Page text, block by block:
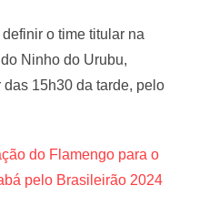
o time titular na
Ninho do Urubu,
15h30 da tarde, pelo
do Flamengo para o
pelo Brasileirão 2024